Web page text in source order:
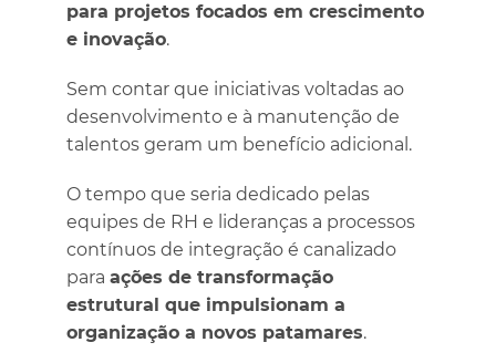
para projetos focados em crescimento
e inovação.
Sem contar que iniciativas voltadas ao
desenvolvimento e à manutenção de
talentos geram um benefício adicional.
O tempo que seria dedicado pelas
equipes de RH e lideranças a processos
contínuos de integração é canalizado
para ações de transformação
estrutural que impulsionam a
organização a novos patamares.